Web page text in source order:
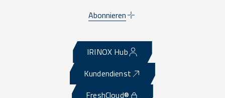
Abonnieren
IRINOX Hub
Kundendienst
FreshCloud®